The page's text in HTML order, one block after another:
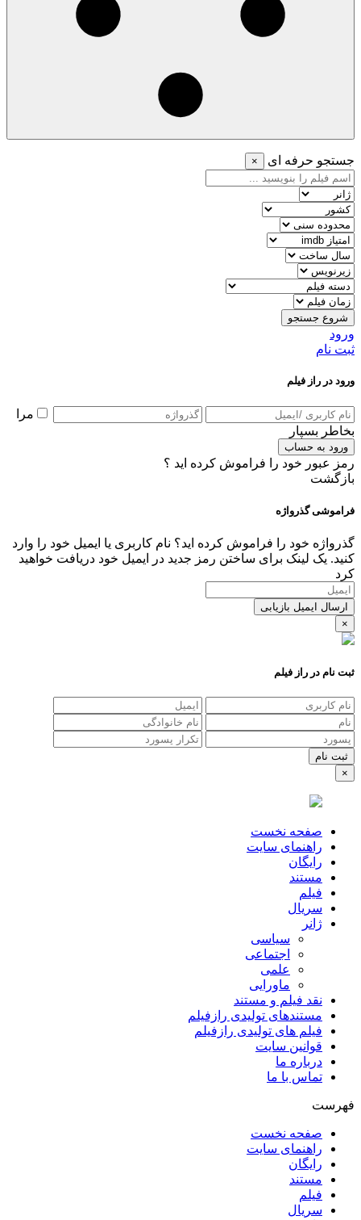
جستجو حرفه ای ×
شروع جستجو
ورود
ثبت نام
ورود در راز فیلم
مرا
بخاطر بسپار
ورود به حساب
رمز عبور خود را فراموش کرده اید ؟
بازگشت
فراموشی گذرواژه
گذرواژه خود را فراموش کرده اید؟ نام کاربری یا ایمیل خود را وارد
کنید. یک لینک برای ساختن رمز جدید در ایمیل خود دریافت خواهید
کرد
ارسال ایمیل بازیابی
×
ثبت نام در راز فیلم
×
صفحه نخست
راهنمای سایت
رایگان
مستند
فیلم
سریال
ژانر
سیاسی
اجتماعی
علمی
ماورایی
نقد فیلم و مستند
مستندهای تولیدی رازفیلم
فیلم های تولیدی رازفیلم
قوانین سایت
درباره ما
تماس با ما
فهرست
صفحه نخست
راهنمای سایت
رایگان
مستند
فیلم
سریال